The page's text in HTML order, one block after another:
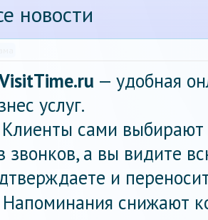
новости
— удобная
услуг.
сами
звонков, а вы видите
и
снижают